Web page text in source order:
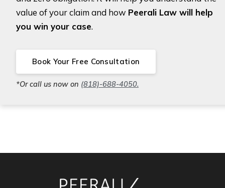
value of your claim and how Peerali Law will help
you win your case.
Book Your Free Consultation
*Or call us now on (818)-688-4050.